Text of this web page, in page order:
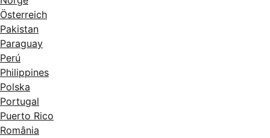
Österreich
Pakistan
Paraguay
Perú
Philippines
Polska
Portugal
Puerto Rico
România